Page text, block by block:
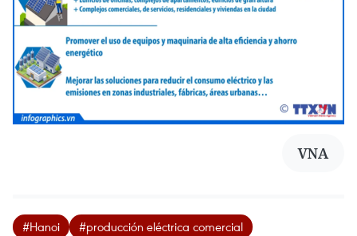
VNA
#Hanoi
#producción eléctrica comercial